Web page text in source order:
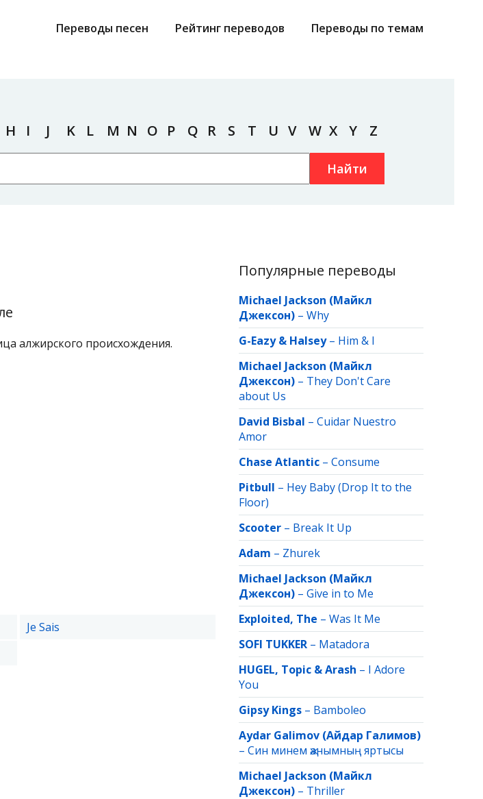
Переводы песен Рейтинг переводов Переводы по темам
H I J K L M N O P Q R S T U V W X Y Z
Найти
алжирского происхождения.
Je Sais
Популярные переводы
Michael Jackson (Майкл
Джексон) – Why
G-Eazy & Halsey– Him & I
Michael Jackson (Майкл
Джексон) – They Don't Care
about Us
David Bisbal – Cuidar Nuestro
Amor
Chase Atlantic – Consume
Pitbull – Hey Baby (Drop It to the
Floor)
Scooter – Break It Up
Adam – Zhurek
Michael Jackson (Майкл
Джексон) – Give in to Me
Exploited, The – Was It Me
SOFI TUKKER – Matadora
HUGEL, Topic & Arash – I Adore
You
Gipsy Kings – Bamboleo
Aydar Galimov (Айдар Галимов)
– Син минем җанымның яртысы
Michael Jackson (Майкл
Джексон) – Thriller